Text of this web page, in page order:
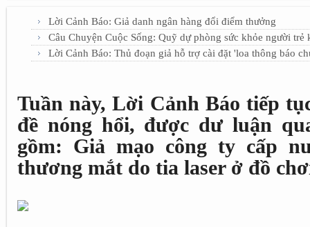
Lời Cảnh Báo: Giả danh ngân hàng đổi điểm thưởng
Câu Chuyện Cuộc Sống: Quỹ dự phòng sức khỏe người trẻ
Lời Cảnh Báo: Thủ đoạn giả hỗ trợ cài đặt 'loa thông báo
Tuần này, Lời Cảnh Báo tiếp
đề nóng hổi, được dư luận
gồm: Giả mạo công ty cấp
thương mắt do tia laser ở đồ